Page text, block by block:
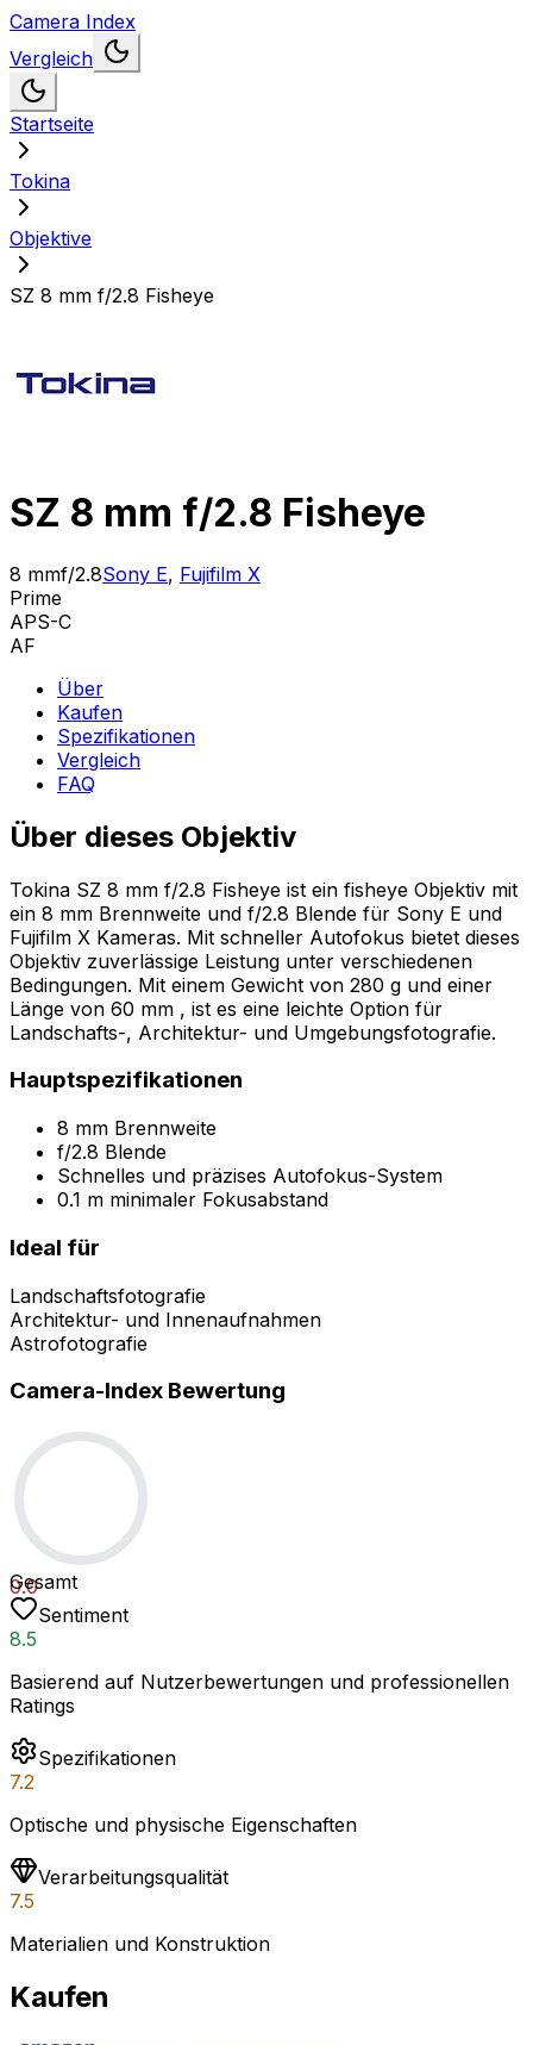
Camera Index
Vergleich
Startseite
Tokina
Objektive
SZ 8 mm f/2.8 Fisheye
SZ 8 mm f/2.8 Fisheye
8 mmf/2.8Sony E, Fujifilm X
Prime
APS-C
AF
Über
Kaufen
Spezifikationen
Vergleich
FAQ
Über dieses Objektiv
Tokina SZ 8 mm f/2.8 Fisheye ist ein fisheye Objektiv mit
ein 8 mm Brennweite und f/2.8 Blende für Sony E und
Fujifilm X Kameras. Mit schneller Autofokus bietet dieses
Objektiv zuverlässige Leistung unter verschiedenen
Bedingungen. Mit einem Gewicht von 280 g und einer
Länge von 60 mm , ist es eine leichte Option für
Landschafts-, Architektur- und Umgebungsfotografie.
Hauptspezifikationen
8 mm Brennweite
f/2.8 Blende
Schnelles und präzises Autofokus-System
0.1 m minimaler Fokusabstand
Ideal für
Landschaftsfotografie
Architektur- und Innenaufnahmen
Astrofotografie
Camera-Index Bewertung
0.0
Gesamt
Sentiment
8.5
Basierend auf Nutzerbewertungen und professionellen
Ratings
Spezifikationen
7.2
Optische und physische Eigenschaften
Verarbeitungsqualität
7.5
Materialien und Konstruktion
Kaufen